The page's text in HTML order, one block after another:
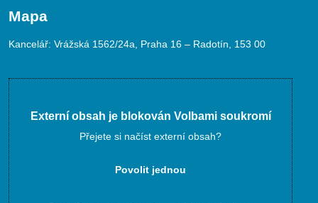
Mapa
Kancelář: Vrážská 1562/24a, Praha 16 – Radotín, 153 00
Externí obsah je blokován Volbami soukromí
Přejete si načíst externí obsah?
Povolit jednou